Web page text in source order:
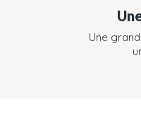
Une